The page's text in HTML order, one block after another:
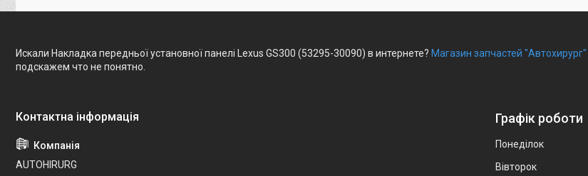
Искали Накладка передньої установної панелі Lexus GS300 (53295-30090) в интернете? Магазин запчастей "Автохирург"
подскажем что не понятно.
AUTOHIRURG
Графік роботи
Понеділок
Вівторок